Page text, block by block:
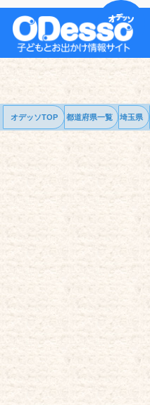
オデッソTOP 都道府県一覧 埼玉県